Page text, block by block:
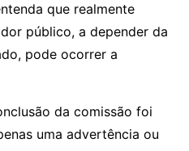
que realmente
público, a depender da
pode ocorrer a
da comissão foi
uma advertência ou